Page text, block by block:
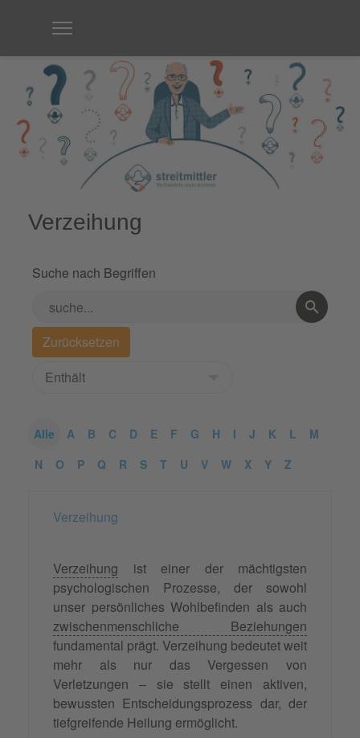
Verzeihung
Suche nach Begriffen
Alle A B C D E F G H I J K L
M
N
O P Q R S T U V W X Y Z
Verzeihung
Verzeihung ist einer der mächtigsten
psychologischen Prozesse, der sowohl
unser persönliches Wohlbefinden als auch
zwischenmenschliche Beziehungen
fundamental prägt. Verzeihung bedeutet weit
mehr als nur das Vergessen von
Verletzungen – sie stellt einen aktiven,
bewussten Entscheidungsprozess dar, der
tiefgreifende Heilung ermöglicht.